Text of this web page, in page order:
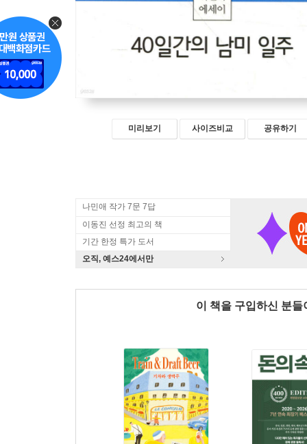
미리보기 사이즈비교 공유하기
나민애 작가 7문 7답
이동진 선정 최고의 책
기간 한정 특가 도서
오직, 예스24에서만
이 책을 구입하신 분